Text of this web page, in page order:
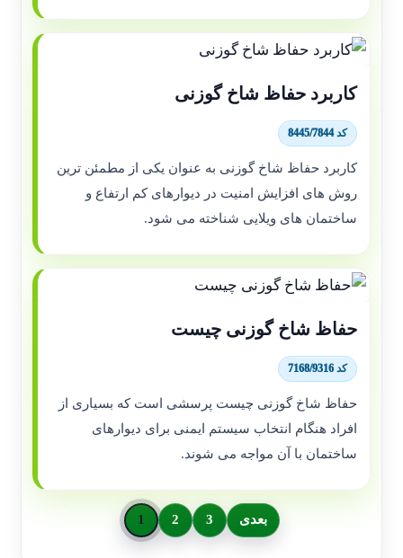
کاربرد حفاظ شاخ گوزنی
کد 8445/7844
کاربرد حفاظ شاخ گوزنی به عنوان یکی از مطمئن ترین
روش های افزایش امنیت در دیوارهای کم ارتفاع و
ساختمان های ویلایی شناخته می شود.
حفاظ شاخ گوزنی چیست
کد 7168/9316
حفاظ شاخ گوزنی چیست پرسشی است که بسیاری از
افراد هنگام انتخاب سیستم ایمنی برای دیوارهای
ساختمان با آن مواجه می شوند.
1 2 3 بعدی